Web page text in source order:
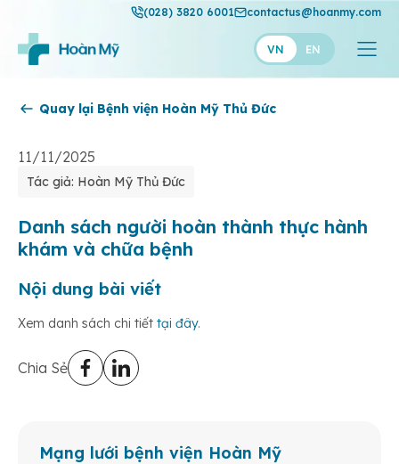
(028) 3820 6001 contactus@hoanmy.com
VN EN
Hoàn Mỹ
Hạnh Phúc
Thuận Mỹ
Quay lại Bệnh viện Hoàn Mỹ Thủ Đức
11/11/2025
Tác giả: Hoàn Mỹ Thủ Đức
Danh sách người hoàn thành thực hành
khám và chữa bệnh
Nội dung bài viết
Xem danh sách chi tiết tại đây.
Chia Sẻ
Mạng lưới bệnh viện Hoàn Mỹ